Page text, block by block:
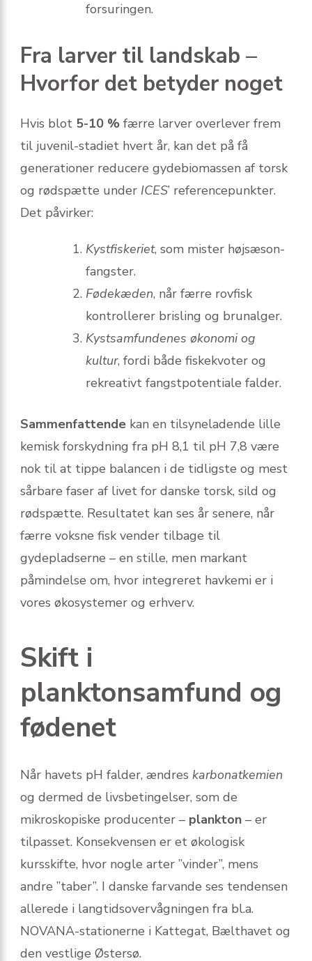
forsuringen.
Fra larver til landskab –
Hvorfor det betyder noget
Hvis blot 5-10 % færre larver overlever frem
til juvenil-stadiet hvert år, kan det på få
generationer reducere gydebiomassen af torsk
og rødspætte under ICES’ referencepunkter.
Det påvirker:
Kystfiskeriet, som mister højsæson-
fangster.
Fødekæden, når færre rovfisk
kontrollerer brisling og brunalger.
Kystsamfundenes økonomi og
kultur, fordi både fiskekvoter og
rekreativt fangstpotentiale falder.
Sammenfattende kan en tilsyneladende lille
kemisk forskydning fra pH 8,1 til pH 7,8 være
nok til at tippe balancen i de tidligste og mest
sårbare faser af livet for danske torsk, sild og
rødspætte. Resultatet kan ses år senere, når
færre voksne fisk vender tilbage til
gydepladserne – en stille, men markant
påmindelse om, hvor integreret havkemi er i
vores økosystemer og erhverv.
Skift i
planktonsamfund og
fødenet
Når havets pH falder, ændres karbonatkemien
og dermed de livsbetingelser, som de
mikroskopiske producenter – plankton – er
tilpasset. Konsekvensen er et økologisk
kursskifte, hvor nogle arter ”vinder”, mens
andre ”taber”. I danske farvande ses tendensen
allerede i langtidsovervågningen fra bl.a.
NOVANA-stationerne i Kattegat, Bælthavet og
den vestlige Østersø.